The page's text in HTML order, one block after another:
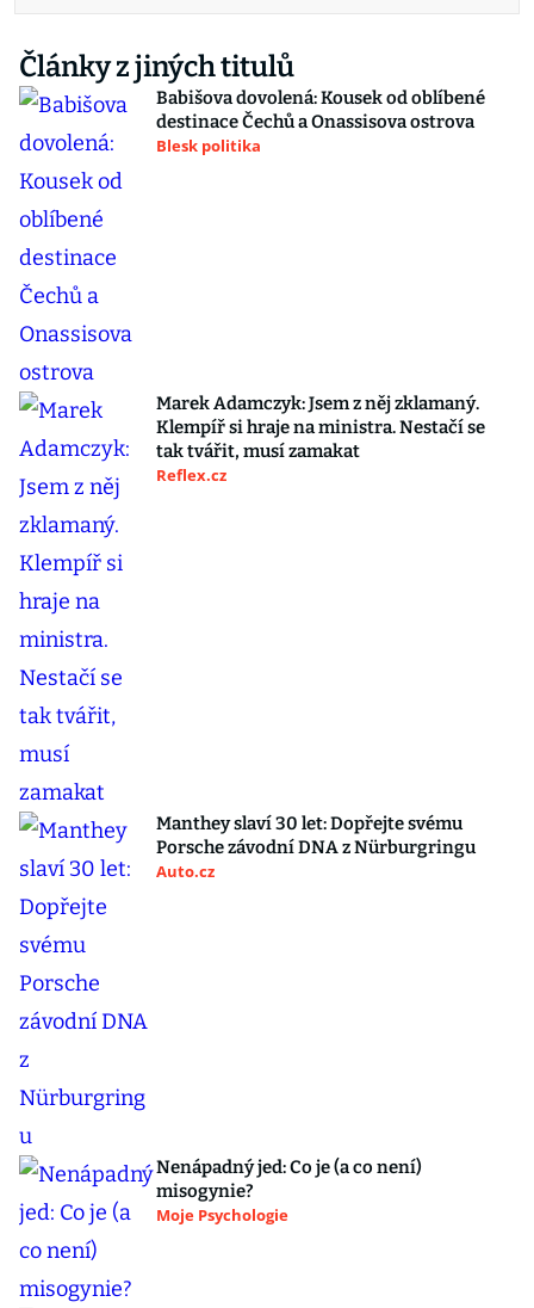
Články z jiných titulů
Babišova dovolená: Kousek od oblíbené
destinace Čechů a Onassisova ostrova
Blesk politika
Marek Adamczyk: Jsem z něj zklamaný.
Klempíř si hraje na ministra. Nestačí se
tak tvářit, musí zamakat
Reflex.cz
Manthey slaví 30 let: Dopřejte svému
Porsche závodní DNA z Nürburgringu
Auto.cz
Nenápadný jed: Co je (a co není)
misogynie?
Moje Psychologie